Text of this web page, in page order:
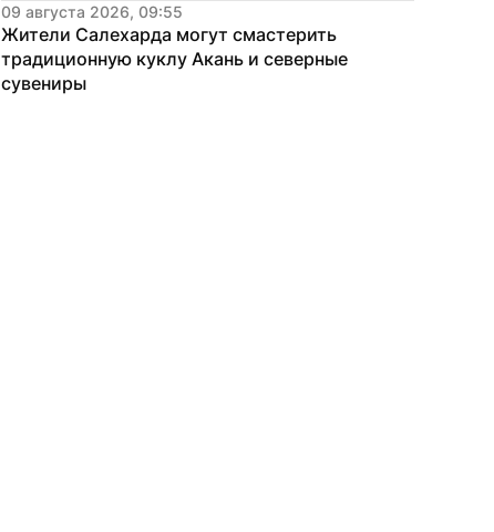
09 августа 2026, 09:55
Жители Салехарда могут смастерить
традиционную куклу Акань и северные
сувениры